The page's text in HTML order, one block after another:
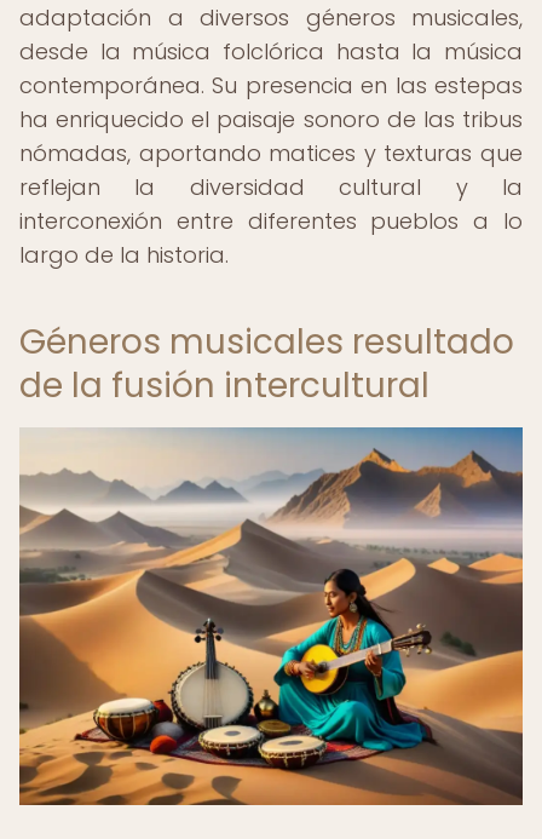
adaptación a diversos géneros musicales,
desde la música folclórica hasta la música
contemporánea. Su presencia en las estepas
ha enriquecido el paisaje sonoro de las tribus
nómadas, aportando matices y texturas que
reflejan la diversidad cultural y la
interconexión entre diferentes pueblos a lo
largo de la historia.
Géneros musicales resultado
de la fusión intercultural